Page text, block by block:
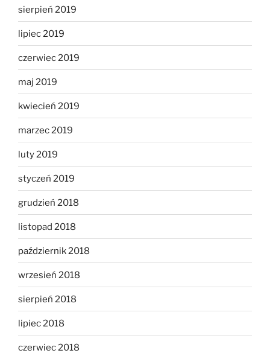
sierpień 2019
lipiec 2019
czerwiec 2019
maj 2019
kwiecień 2019
marzec 2019
luty 2019
styczeń 2019
grudzień 2018
listopad 2018
październik 2018
wrzesień 2018
sierpień 2018
lipiec 2018
czerwiec 2018